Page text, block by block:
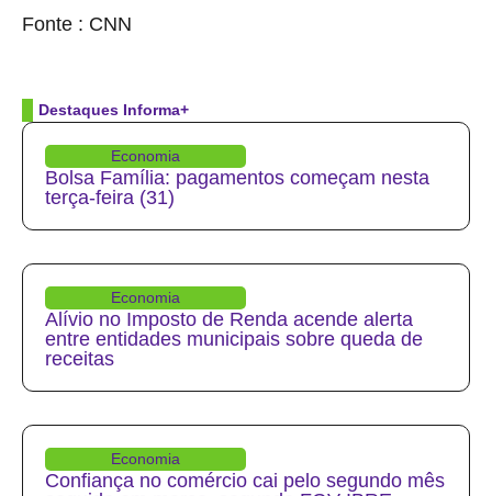
Fonte : CNN
Destaques Informa+
Economia
Bolsa Família: pagamentos começam nesta
terça-feira (31)
Economia
Alívio no Imposto de Renda acende alerta
entre entidades municipais sobre queda de
receitas
Economia
Confiança no comércio cai pelo segundo mês